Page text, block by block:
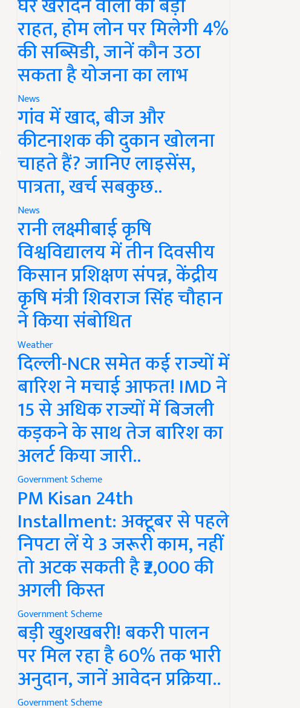
राहत, होम लोन पर मिलेगी 4%
की सब्सिडी, जानें कौन उठा
सकता है योजना का लाभ
News
गांव में खाद, बीज और
कीटनाशक की दुकान खोलना
चाहते हैं? जानिए लाइसेंस,
पात्रता, खर्च सबकुछ..
News
रानी लक्ष्मीबाई कृषि
विश्वविद्यालय में तीन दिवसीय
किसान प्रशिक्षण संपन्न, केंद्रीय
कृषि मंत्री शिवराज सिंह चौहान
ने किया संबोधित
Weather
दिल्ली-NCR समेत कई राज्यों में
बारिश ने मचाई आफत! IMD ने
15 से अधिक राज्यों में बिजली
कड़कने के साथ तेज बारिश का
अलर्ट किया जारी..
Government Scheme
PM Kisan 24th
Installment: अक्टूबर से पहले
निपटा लें ये 3 जरूरी काम, नहीं
तो अटक सकती है ₹2,000 की
अगली किस्त
Government Scheme
बड़ी खुशखबरी! बकरी पालन
पर मिल रहा है 60% तक भारी
अनुदान, जानें आवेदन प्रक्रिया..
Government Scheme